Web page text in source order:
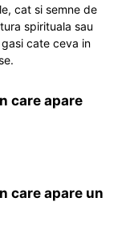
cat si semne de
spirituala sau
cate ceva in
care apare
care apare un